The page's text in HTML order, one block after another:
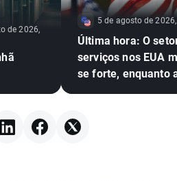
de 2026,
5 de agosto de
Última hora: O
serviços nos EUA
se forte, enquanto